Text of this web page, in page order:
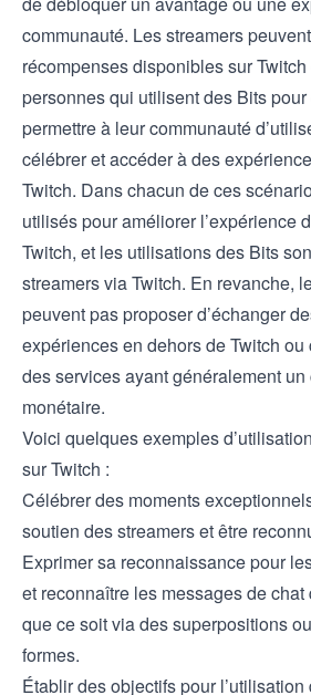
communauté. Les streamers
récompenses disponibles sur
personnes qui utilisent des Bits
permettre à leur communauté
célébrer et accéder à des
Twitch. Dans chacun de ces
utilisés pour améliorer l’expérience
Twitch, et les utilisations des Bits
streamers via Twitch. En revanche,
peuvent pas proposer d’échanger
expériences en dehors de Twitch
des services ayant généralement
monétaire.
Voici quelques exemples
sur Twitch :
Célébrer des moments
soutien des streamers et être
Exprimer sa reconnaissance pour
et reconnaître les messages de
que ce soit via des superpositions
formes.
Établir des objectifs pour